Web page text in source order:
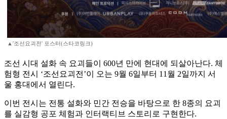
▲'조선요괴전' 포스터(스타코링크)
조선 시대 설화 속 요괴들이 600년 만에 현대에 되살아난다. 체
험형 전시 ‘조선요괴전’이 오는 9월 6일부터 11월 2일까지 서
울 홍대에서 열린다.
이번 전시는 전통 설화와 민간 전승을 바탕으로 한 8종의 요괴
를 실감형 공포 체험과 인터랙티브 스토리로 구현한다.